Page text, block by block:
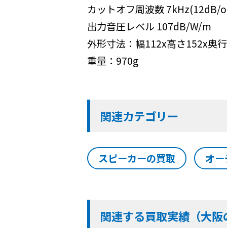
カットオフ周波数 7kHz(12dB/
出力音圧レベル 107dB/W/m
外形寸法：幅112x高さ152x奥
重量：970g
関連カテゴリー
スピーカーの買取 オ
関連する買取実績（大